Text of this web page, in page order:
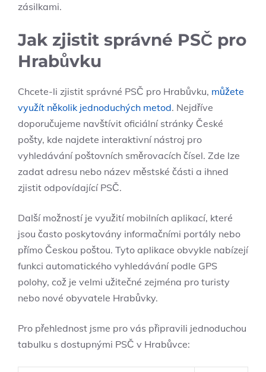
zásilkami.
Jak zjistit správné PSČ pro
Hrabůvku
Chcete-li zjistit správné PSČ pro Hrabůvku, můžete
využít několik jednoduchých metod. Nejdříve
doporučujeme navštívit oficiální stránky České
pošty, kde najdete interaktivní nástroj pro
vyhledávání poštovních směrovacích čísel. Zde lze
zadat adresu nebo název městské části a ihned
zjistit odpovídající PSČ.
Další možností je využití mobilních aplikací, které
jsou často poskytovány informačními portály nebo
přímo Českou poštou. Tyto aplikace obvykle nabízejí
funkci automatického vyhledávání podle GPS
polohy, což je velmi užitečné zejména pro turisty
nebo nové obyvatele Hrabůvky.
Pro přehlednost jsme pro vás připravili jednoduchou
tabulku s dostupnými PSČ v Hrabůvce: